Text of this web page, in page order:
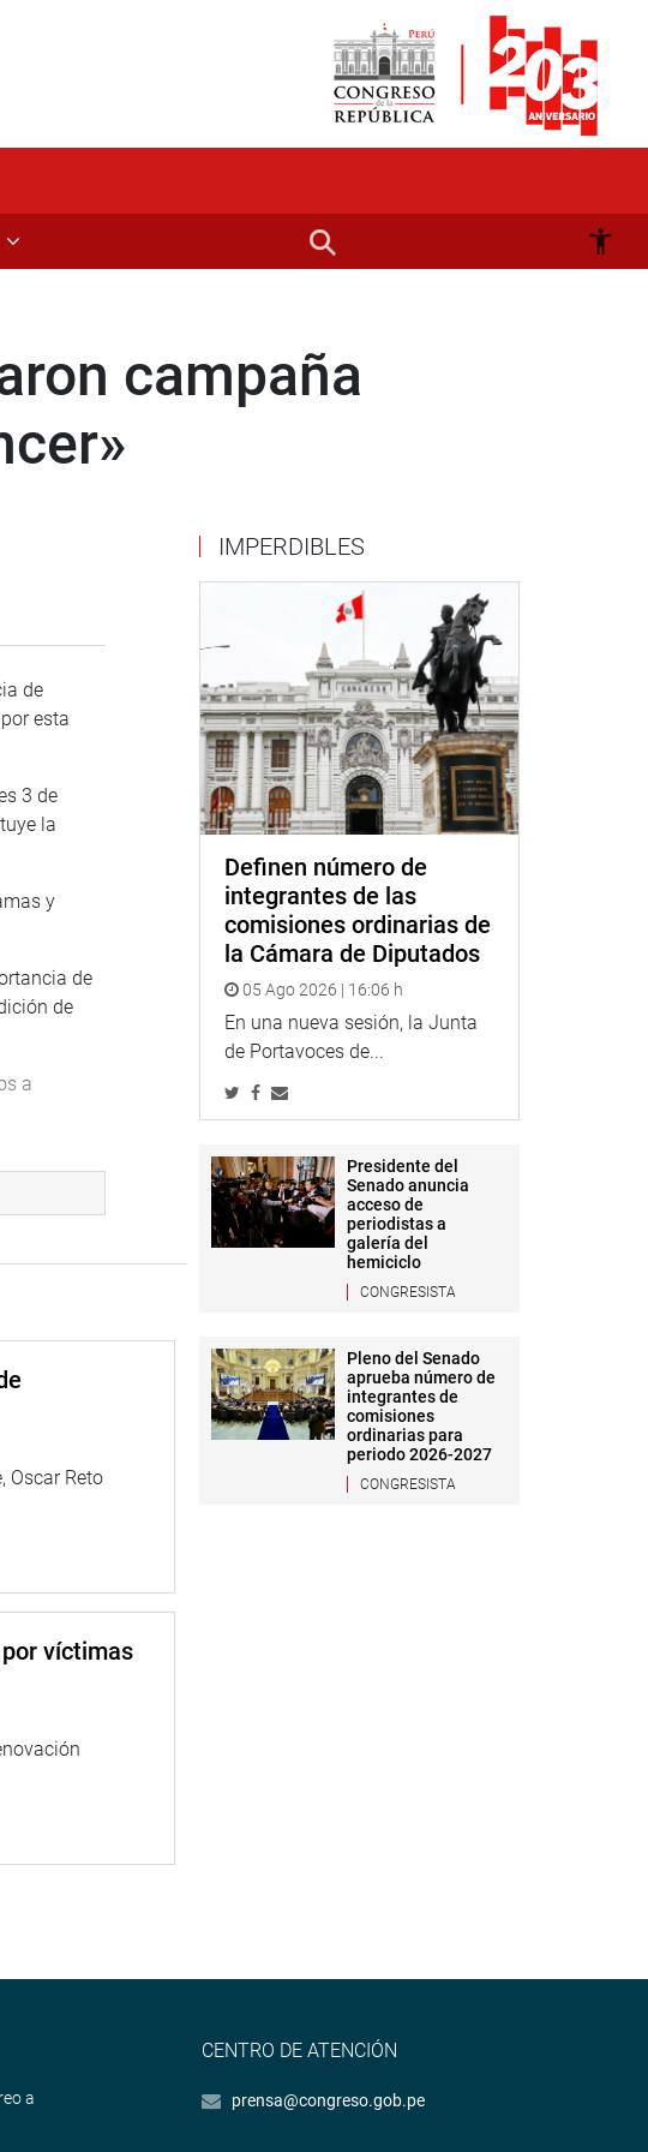
campaña
de
esta
3 de
la
y
de
de
a
en
Oscar Reto
víctimas
IMPERDIBLES
Definen número de
integrantes de las
comisiones ordinarias de
la Cámara de Diputados
05 Ago 2026 | 16:06 h
En una nueva sesión, la Junta
de Portavoces de...
Presidente del
Senado anuncia
acceso de
periodistas a
galería del
hemiciclo
CONGRESISTA
Pleno del Senado
aprueba número de
integrantes de
comisiones
ordinarias para
periodo 2026-2027
CONGRESISTA
a
CENTRO DE ATENCIÓN
prensa@congreso.gob.pe